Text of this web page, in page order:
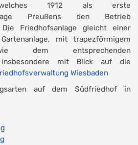
welches 1912 als erste
Preußens den Betrieb
Friedhofsanlage gleicht einer
mit trapezförmigem
dem entsprechenden
insbesondere mit Blick auf die
Wiesbaden
auf dem Südfriedhof in